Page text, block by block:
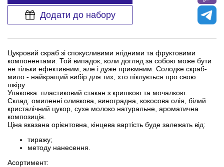
Додати до набору
Цукровий скраб зі спокусливими ягідними та фруктовими
компонентами. Той випадок, коли догляд за собою може бути
не тільки ефективним, але і дуже приємним. Солодке скраб-
мило - найкращий вибір для тих, хто піклується про свою
шкіру.
Упаковка: пластиковий стакан з кришкою та мочалкою.
Склад: омиленні оливкова, виноградна, кокосова олія, білий
кристалічний цукор, сухе молоко натуральне, ароматична
композиція.
Ціна вказана орієнтовна, кінцева вартість буде залежать від:
тиражу;
методу нанесення.
Асортимент: